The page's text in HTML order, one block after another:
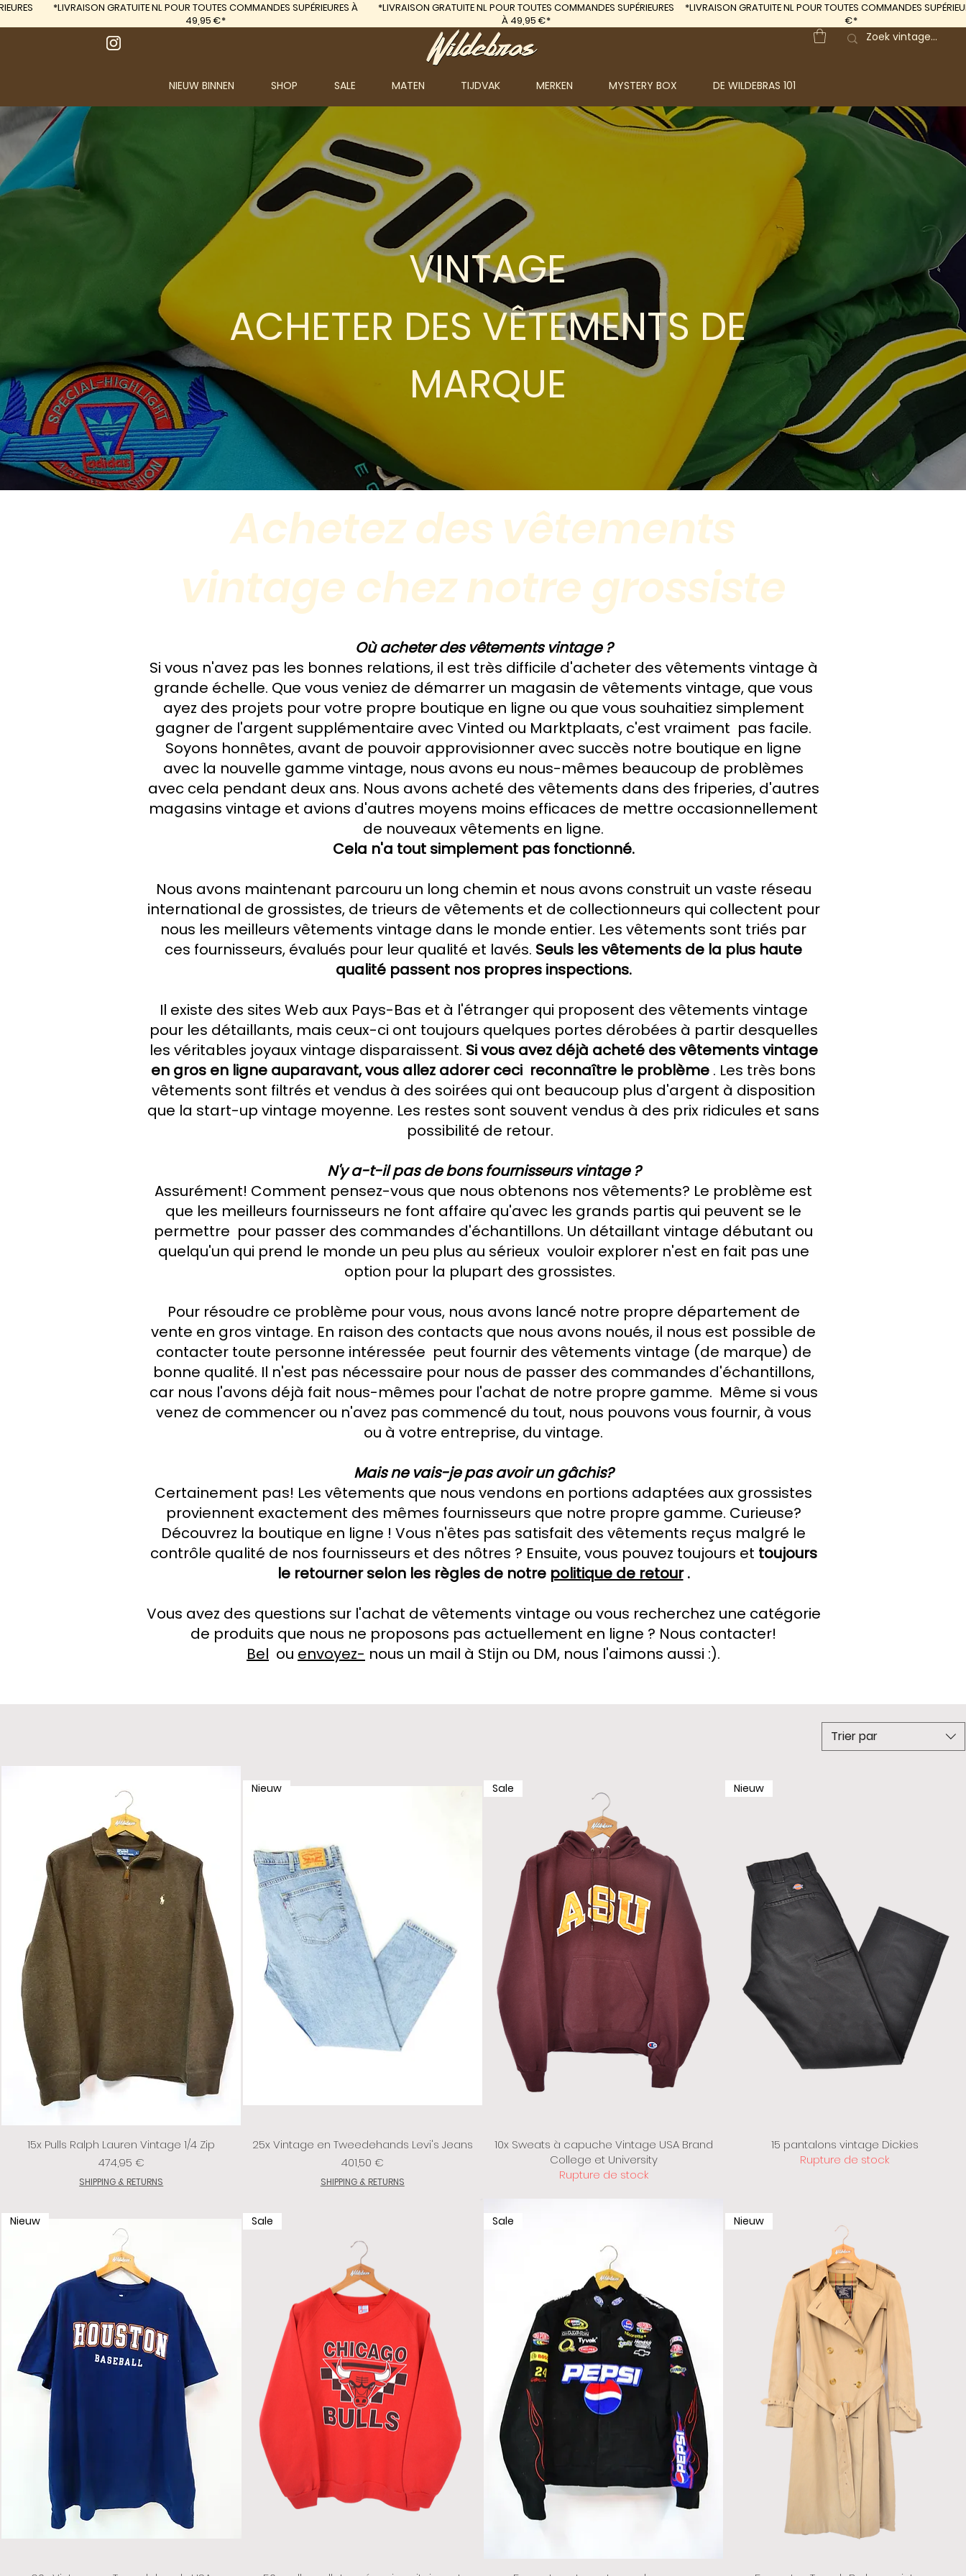
NIEUW BINNEN SHOP SALE MATEN TIJDVAK MERKEN MYSTERY BOX DE WILDEBRAS 101
*LIVRAISON GRATUITENL POUR TOUTES COMMANDES SUPÉRIEURES À
49,95 €*
*LIVRAISON GRATUITENL POUR TOUTES COMMANDES SUPÉRIEURES
À 49,95 €*
*LIVRAISON GRATUITENL POUR TOUTES COMMANDES
€*
VINTAGE
ACHETER DES VÊTEMENTS DE
MARQUE
Achetez des vêtements
vintage chez notre grossiste
Où acheter des vêtements vintage ?
Si vous n'avez pas les bonnes relations, il est très difficile d'acheter des vêtements vintage à
grande échelle. Que vous veniez de démarrer un magasin de vêtements vintage, que vous
ayez des projets pour votre propre boutique en ligne ou que vous souhaitiez simplement
gagner de l'argent supplémentaire avec Vinted ou Marktplaats, c'est vraiment pas facile.
Soyons honnêtes, avant de pouvoir approvisionner avec succès notre boutique en ligne
avec la nouvelle gamme vintage, nous avons eu nous-mêmes beaucoup de problèmes
avec cela pendant deux ans. Nous avons acheté des vêtements dans des friperies, d'autres
magasins vintage et avions d'autres moyens moins efficaces de mettre occasionnellement
de nouveaux vêtements en ligne.
Cela n'a tout simplement pas fonctionné.
Nous avons maintenant parcouru un long chemin et nous avons construit un vaste réseau
international de grossistes, de trieurs de vêtements et de collectionneurs qui collectent pour
nous les meilleurs vêtements vintage dans le monde entier. Les vêtements sont triés par
ces fournisseurs, évalués pour leur qualité et lavés. Seuls les vêtements de la plus haute
qualité passent nos propres inspections.
Il existe des sites Web aux Pays-Bas et à l'étranger qui proposent des vêtements vintage
pour les détaillants, mais ceux-ci ont toujours quelques portes dérobées à partir desquelles
les véritables joyaux vintage disparaissent. Si vous avez déjà acheté des vêtements vintage
en gros en ligne auparavant, vous allez adorer ceci reconnaître le problème . Les très bons
vêtements sont filtrés et vendus à des soirées qui ont beaucoup plus d'argent à disposition
que la start-up vintage moyenne. Les restes sont souvent vendus à des prix ridicules et sans
possibilité de retour.
N'y a-t-il pas de bons fournisseurs vintage ?
Assurément! Comment pensez-vous que nous obtenons nos vêtements? Le problème est
que les meilleurs fournisseurs ne font affaire qu'avec les grands partis qui peuvent se le
permettre pour passer des commandes d'échantillons. Un détaillant vintage débutant ou
quelqu'un qui prend le monde un peu plus au sérieux vouloir explorer n'est en fait pas une
option pour la plupart des grossistes.
Pour résoudre ce problème pour vous, nous avons lancé notre propre département de
vente en gros vintage. En raison des contacts que nous avons noués, il nous est possible de
contacter toute personne intéressée peut fournir des vêtements vintage (de marque) de
bonne qualité. Il n'est pas nécessaire pour nous de passer des commandes d'échantillons,
car nous l'avons déjà fait nous-mêmes pour l'achat de notre propre gamme. Même si vous
venez de commencer ou n'avez pas commencé du tout, nous pouvons vous fournir, à vous
ou à votre entreprise, du vintage.
Mais ne vais-je pas avoir un gâchis?
Certainement pas! Les vêtements que nous vendons en portions adaptées aux grossistes
proviennent exactement des mêmes fournisseurs que notre propre gamme. Curieuse?
Découvrez la boutique en ligne ! Vous n'êtes pas satisfait des vêtements reçus malgré le
contrôle qualité de nos fournisseurs et des nôtres ? Ensuite, vous pouvez toujours et toujours
le retourner selon les règles de notre politique de retour.
Vous avez des questions sur l'achat de vêtements vintage ou vous recherchez une catégorie
de produits que nous ne proposons pas actuellement en ligne ? Nous contacter!
Bel ou envoyez- nous un mail à Stijn ou DM, nous l'aimons aussi :).
Trier par
15x Pulls Ralph Lauren Vintage 1/4 Zip
Prix
474,95 €
SHIPPING & RETURNS
Nieuw
25x Vintage en Tweedehands Levi's Jeans
Prix
401,50 €
SHIPPING & RETURNS
Sale
10x Sweats à capuche Vintage USA Brand
College et University
Rupture de stock
Nieuw
15 pantalons vintage Dickies
Rupture de stock
Nieuw Sale Sale Nieuw